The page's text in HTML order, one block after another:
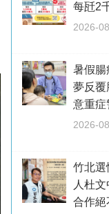
每瓩2
2026-
暑假腸
夢反
意重症
2026-
竹北
人杜
合作絕